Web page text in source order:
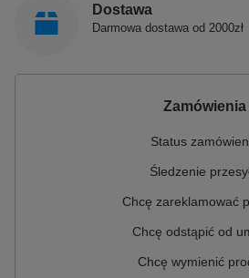
Dostawa
Darmowa dostawa od 2000zł
Zamówienia
Status
Śledzenie
Chcę zareklamować
Chcę odstąpić od
Chcę wymienić